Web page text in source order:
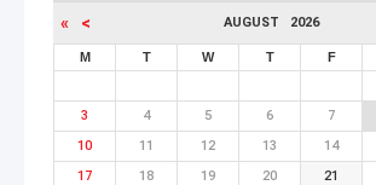
« < AUGUST 2026
M T W T F
3
4 5 6 7
10
11 12 13 14
17
18 19 20 21